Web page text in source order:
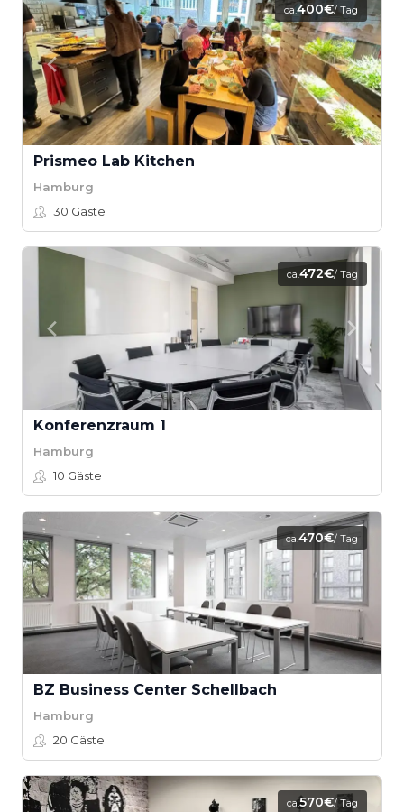
ca.400€/ Tag
Prismeo Lab Kitchen
Hamburg
30 Gäste
ca.472€/ Tag
Konferenzraum 1
Hamburg
10 Gäste
ca.470€/ Tag
BZ Business Center Schellbach
Hamburg
20 Gäste
ca.570€/ Tag